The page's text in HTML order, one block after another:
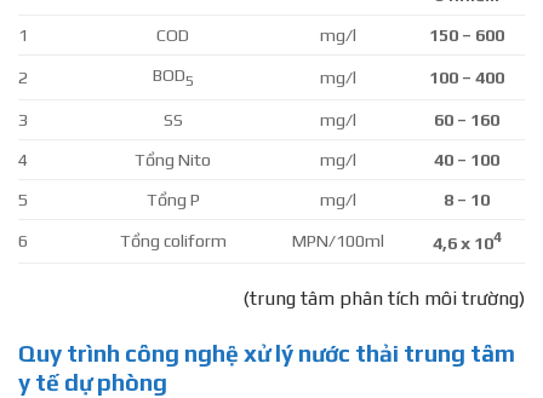
1 COD mg/l 150 – 600
2 BOD5 mg/l 100 –400
3 SS mg/l 60 – 160
4 Tổng Nito mg/l 40 – 100
5 Tổng P mg/l 8 – 10
6 Tổng coliform MPN/100ml 4,6 x 104
(trung tâm phân tích môi trường)
Quy trình công nghệ xử lý nước thải trung tâm
y tế dự phòng